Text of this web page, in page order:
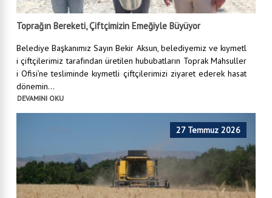
Toprağın Bereketi, Çiftçimizin Emeğiyle Büyüyor
Belediye Başkanımız Sayın Bekir Aksun, belediyemiz ve kıymetl
i çiftçilerimiz tarafından üretilen hububatların Toprak Mahsuller
i Ofisi’ne tesliminde kıymetli çiftçilerimizi ziyaret ederek hasat
dönemin...
DEVAMINI OKU
27 Temmuz 2026